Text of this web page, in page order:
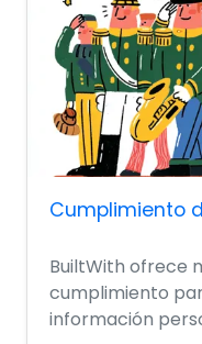
Cumplimiento
BuiltWith ofrece
cumplimiento
información